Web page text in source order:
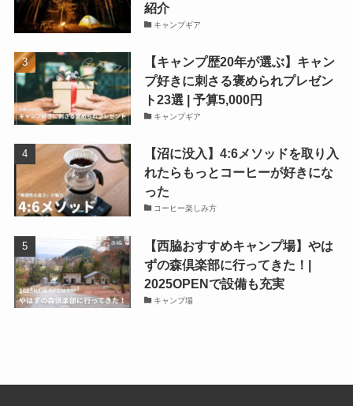
紹介
キャンプギア
【キャンプ歴20年が選ぶ】キャン
プ好きに刺さる褒められプレゼン
ト23選 | 予算5,000円
キャンプギア
【沼に没入】4:6メソッドを取り入
れたらもっとコーヒーが好きにな
った
コーヒー楽しみ方
【西脇おすすめキャンプ場】やは
ずの森倶楽部に行ってきた！|
2025OPENで設備も充実
キャンプ場